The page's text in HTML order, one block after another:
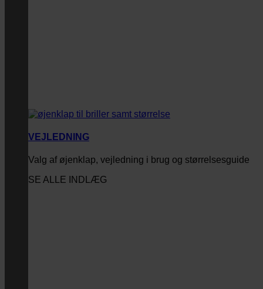
VEJLEDNING
Valg af øjenklap, vejledning i brug og størrelsesguide
SE ALLE INDLÆG